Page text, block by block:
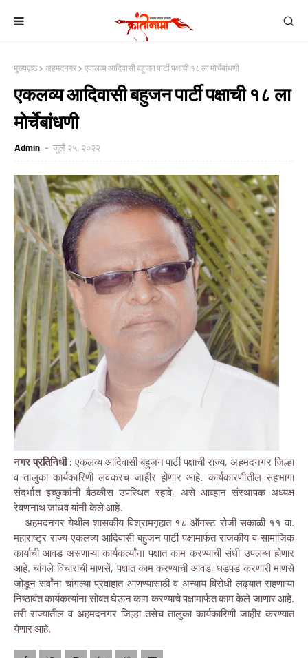
मुख्यपृष्ठ अहमदनगर एकलव्य आदिवासी बहुजन पार्टी पक्षाची १८ ला मोर्चेबांधणी
एकलव्य आदिवासी बहुजन पार्टी पक्षाची १८ ला
मोर्चेबांधणी
Admin जुलै २५, २०२२
नगर प्रतिनिधी: एकलव्य आदिवासी बहुजन पार्टी पक्षाचीराज्य, अहमदनगर जिल्हा
व तालुका कार्यकारिणी लवकरच जाहीर होणार आहे.‌ कार्यकारणीतील सहभागा
संदर्भात इच्छुकांनी बैठकीस उपस्थित रहावे, असे आव्हान संस्थापक अध्यक्ष
रेवणनाथ जाधव यांनी केले आहे.
अहमदनगर येथील शासकीय विश्रामगृहात १८ ऑगस्ट रोजी सकाळी ११ वा.
महाराष्ट्र राज्य एकलव्य आदिवासी बहुजन पार्टी पक्षामार्फत राजकीय व सामाजिक
कार्याची आवड असणाऱ्या कार्यकर्त्यांना पक्षात काम करण्याची संधी उपलब्ध होणार
आहे. चांगले विचाराची माणसें, पक्षात काम करण्याची आवड, धडपड करणारी माणसे
जोडून सर्वांना चांगल्या प्रवाहात आणण्यासाठी व अन्याय विरोधी लढ्यात राहणाऱ्या
निष्ठावंत कार्यकत्यांना सोबत घेऊन काम करण्याचे पक्षामार्फत काम केले जाणार आहे.
तरी राज्यातील व अहमदनगर जिल्हा तसेच तालुका कार्यकारिणी जाहीर करण्यात
येणार आहे.